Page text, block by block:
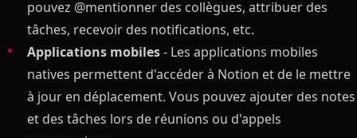
pouvez @mentionner des collègues, attribuer des
tâches, recevoir des notifications, etc.
Applications mobiles- Les applications mobiles
natives permettent d'accéder à Notion et de le mettre
à jour en déplacement. Vous pouvez ajouter des notes
et des tâches lors de réunions ou d'appels